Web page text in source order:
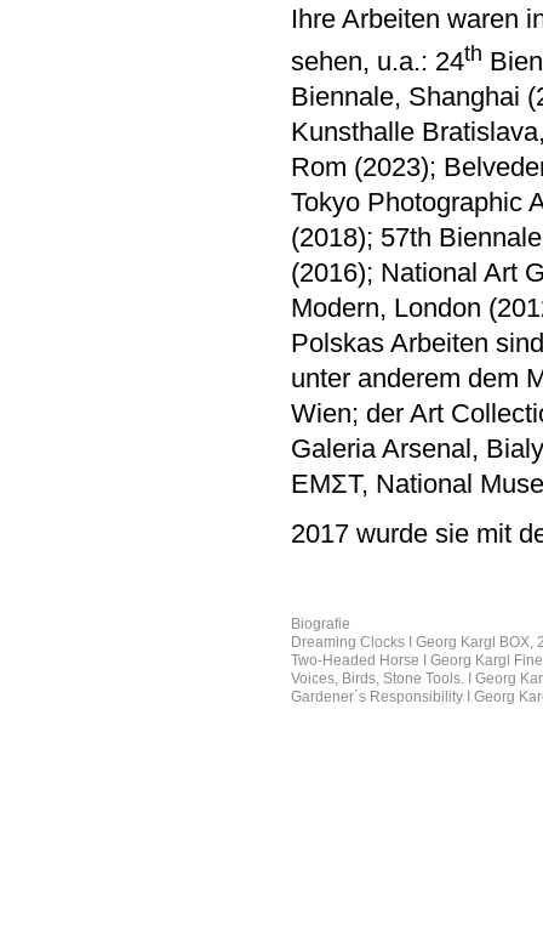
Ihre Arbeiten waren
sehen, u.a.: 24th
Biennale, Shanghai
Kunsthalle
Rom (2023);
Tokyo Photographic
(2018); 57th
(2016); National Art
Modern, London
Polskas Arbeiten
unter anderem dem
Wien; der Art
Galeria Arsenal,
EMΣT, National
2017 wurde sie mit
Biografie
Dreaming Clocks I Georg Kargl BOX,
Two-Headed Horse I Georg Kargl
Voices, Birds, Stone Tools. I Georg
Gardener´s Responsibility I Georg